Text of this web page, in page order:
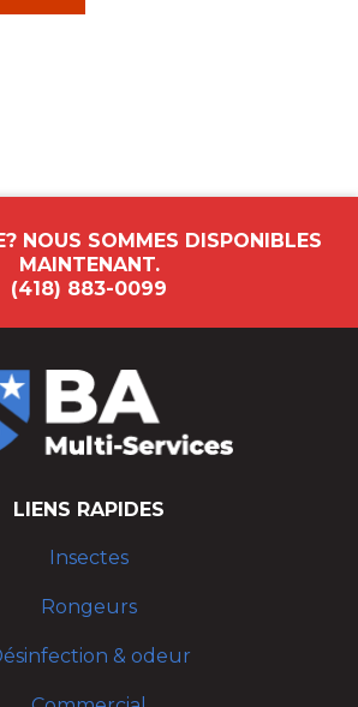
NOUS SOMMES DISPONIBLES
MAINTENANT.
(418) 883-0099
LIENS RAPIDES
Insectes
Rongeurs
& odeur